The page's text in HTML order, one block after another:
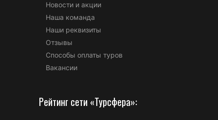
Новости и акции
Наша команда
Наши реквизиты
Отзывы
Способы оплаты туров
Вакансии
Рейтинг сети «Турсфера»: